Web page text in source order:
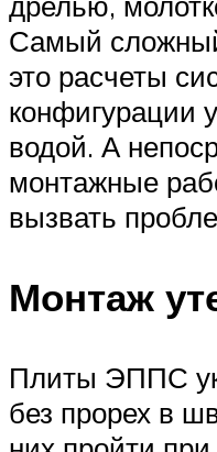
Самый
это расчеты
конфигурации
водой. А
монтажные
вызвать
Монтаж
Плиты ЭППС
без прорех в